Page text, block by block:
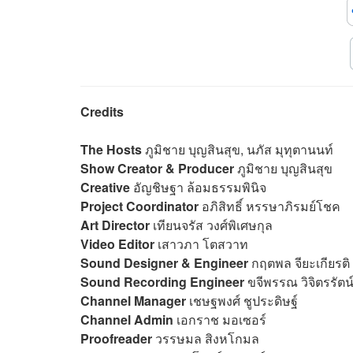
Credits
The Hostsภูมิชาย บุญสินสุข, นภัส มุทุตานนท์
Show Creator & Producerภูมิชาย บุญสินสุข
Creative อัญชิษฐา ล้อมธรรมพินิจ
Project Coordinator อภิสิทธิ์​ หรรษาภิรมย์โชค
Art Director เทียนจรัส วงศ์พิเศษกุล
Video Editor เสาวภา โตสวาท
Sound Designer & Engineer กฤตพล จียะเกียรติ
Sound Recording Engineerขจีพรรณ วิจิตรรัตน์
Channel Manager เชษฐพงศ์ ชูประดิษฐ์
Channel Admin เอกราช มอเซอร์
Proofreader วรรษมล สิงหโกมล